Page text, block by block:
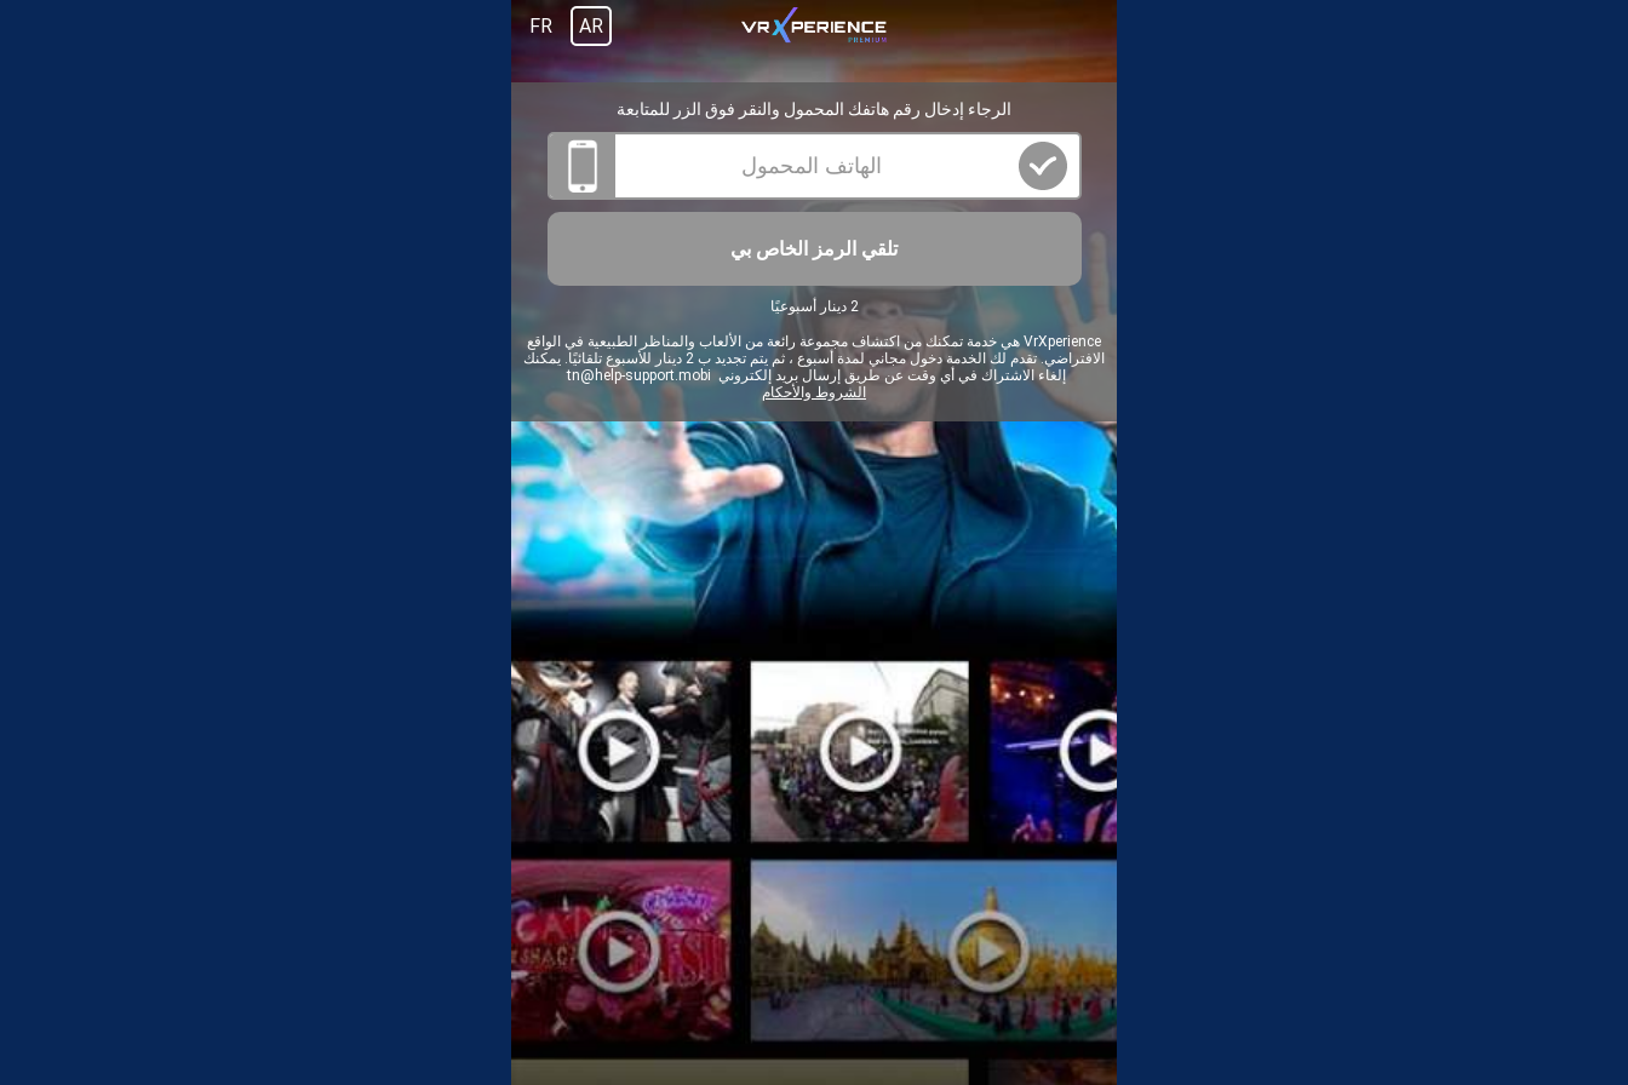
AR
FR
الرجاء إدخال رقم هاتفك المحمول والنقر فوق الزر للمتابعة
تلقي الرمز الخاص بي
2 دينار أسبوعيًا
VrXperience هي خدمة تمكنك من اكتشاف مجموعة رائعة من الألعاب والمناظر الطبيعية في الواقع
الافتراضي. تقدم لك الخدمة دخول مجاني لمدة أسبوع ، ثم يتم تجديد ب 2 دينار للأسبوع تلقائيًا. يمكنك
إلغاء الاشتراك في أي وقت عن طريق إرسال بريد إلكتروني tn@help-support.mobi
الشروط والأحكام